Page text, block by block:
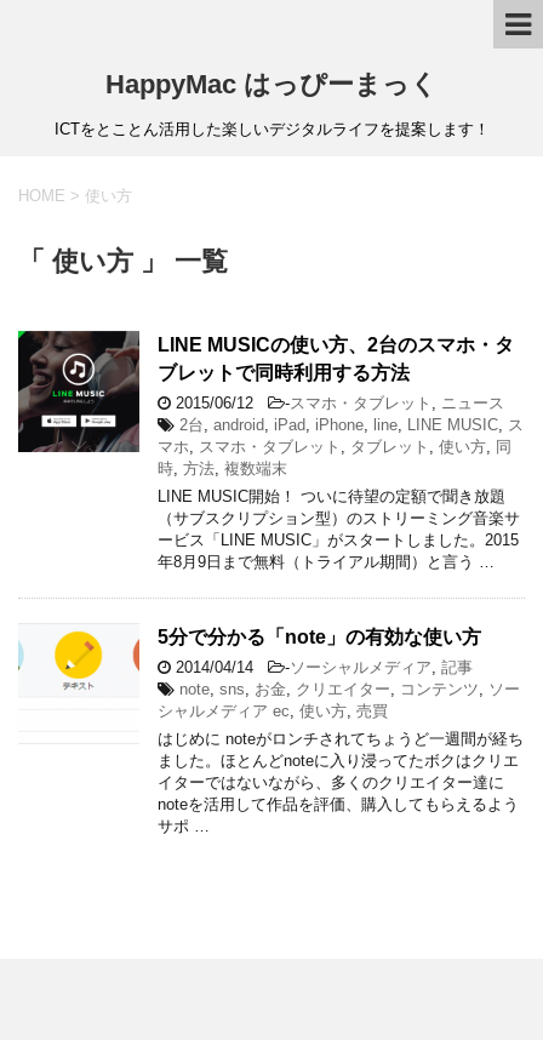
HappyMac はっぴーまっく
ICTをとことん活用した楽しいデジタルライフを提案します！
HOME > 使い方
「 使い方 」 一覧
LINE MUSICの使い方、2台のスマホ・タ
ブレットで同時利用する方法
2015/06/12 -スマホ・タブレット
ニュース
2台 android iPad iPhone line LINE MUSIC
ス
マホ
スマホ・タブレット タブレット 使い方 同
時 方法 複数端末
LINE MUSIC開始！ ついに待望の定額で聞き放題
（サブスクリプション型）のストリーミング音楽サ
ービス「LINE MUSIC」がスタートしました。2015
年8月9日まで無料（トライアル期間）と言う …
5分で分かる「note」の有効な使い方
2014/04/14 -ソーシャルメディア 記事
note sns お金 クリエイター コンテンツ
ソー
シャルメディア ec 使い方 売買
はじめに noteがロンチされてちょうど一週間が経ち
ました。ほとんどnoteに入り浸ってたボクはクリエ
イターではないながら、多くのクリエイター達に
noteを活用して作品を評価、購入してもらえるよう
サポ …